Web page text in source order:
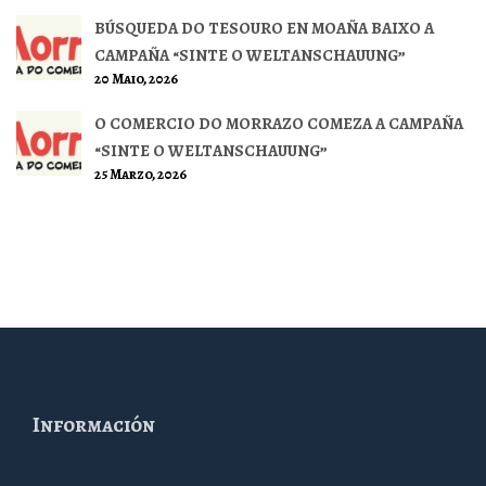
BÚSQUEDA DO TESOURO EN MOAÑA BAIXO A
CAMPAÑA “SINTE O WELTANSCHAUUNG”
20 Maio, 2026
O COMERCIO DO MORRAZO COMEZA A CAMPAÑA
“SINTE O WELTANSCHAUUNG”
25 Marzo, 2026
Información